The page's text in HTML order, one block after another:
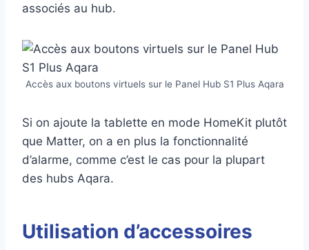
associés au hub.
Accès aux boutons virtuels sur le Panel Hub S1 Plus Aqara
Si on ajoute la tablette en mode HomeKit plutôt
que Matter, on a en plus la fonctionnalité
d’alarme, comme c’est le cas pour la plupart
des hubs Aqara.
Utilisation d’accessoires